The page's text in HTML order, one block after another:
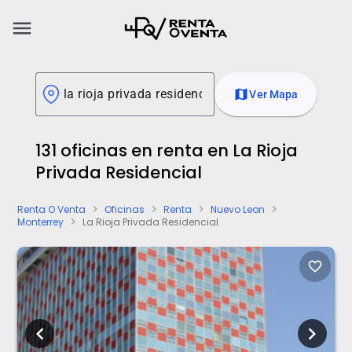
menu
mapVer Mapa
131 oficinas en renta en La Rioja
Privada Residencial
Renta O Venta chevron_right Oficinas chevron_right Renta chevron_right Nuevo Leon chevron_right
Monterrey chevron_right La Rioja Privada Residencial
favorite_border
chevron_left chevron_right